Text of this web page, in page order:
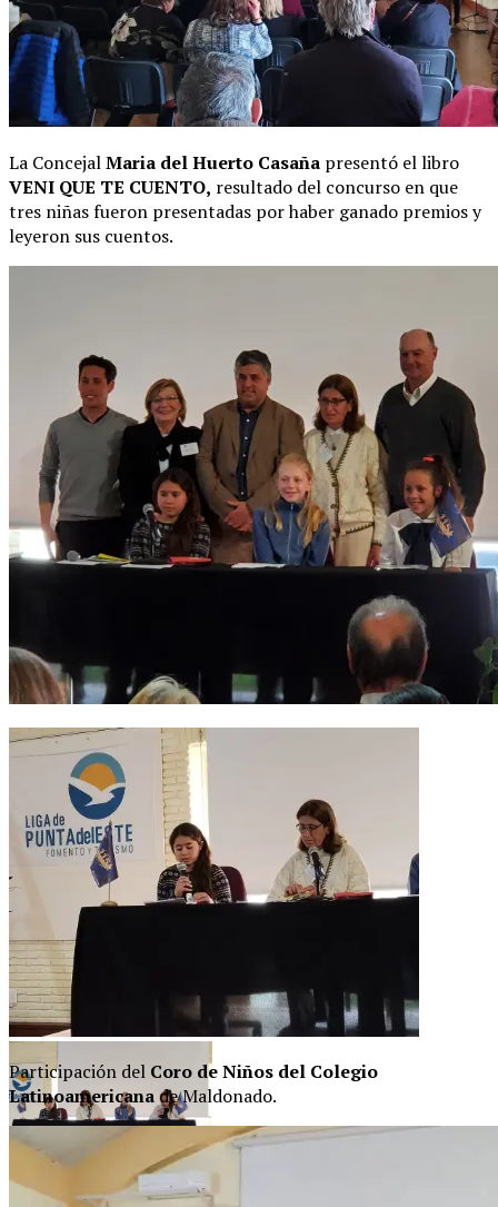
La ConcejalMaria del Huerto Casaña presentó el libro
VENI QUE TE CUENTO, resultado del concurso en que
tres niñas fueron presentadas por haber ganado premios y
leyeron sus cuentos.
Participación del Coro de Niños del Colegio
Latinoamericanade Maldonado.